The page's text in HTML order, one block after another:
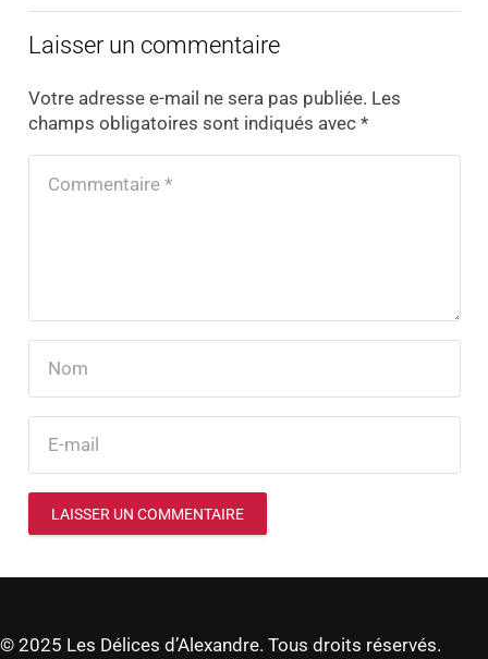
Laisser un commentaire
Votre adresse e-mail ne sera pas publiée. Les
champs obligatoires sont indiqués avec *
LAISSER UN COMMENTAIRE
© 2025 Les Délices d’Alexandre. Tous droits réservés.